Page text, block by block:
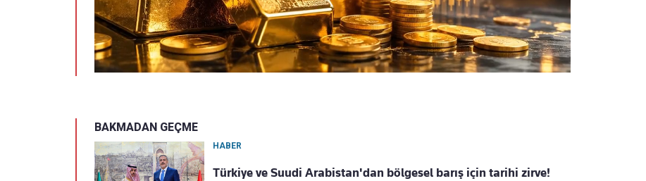
BAKMADAN GEÇME
HABER
Türkiye ve Suudi Arabistan'dan bölgesel barış için tarihi zirve!